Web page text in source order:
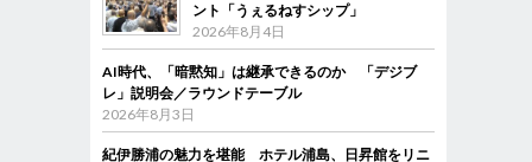
ント「うぇるねすシップ」
2026年8月4日
AI時代、「暗黙知」は継承できるのか 「デジブ
レ」説明会／ラウンドテーブル
2026年8月3日
紀伊勝浦の魅力を堪能 ホテル浦島、日昇館をリニ